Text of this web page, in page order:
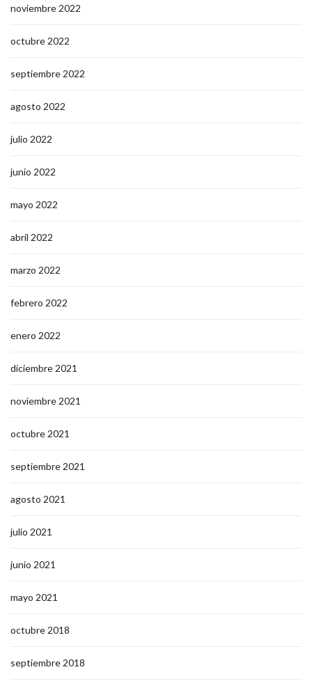
noviembre 2022
octubre 2022
septiembre 2022
agosto 2022
julio 2022
junio 2022
mayo 2022
abril 2022
marzo 2022
febrero 2022
enero 2022
diciembre 2021
noviembre 2021
octubre 2021
septiembre 2021
agosto 2021
julio 2021
junio 2021
mayo 2021
octubre 2018
septiembre 2018